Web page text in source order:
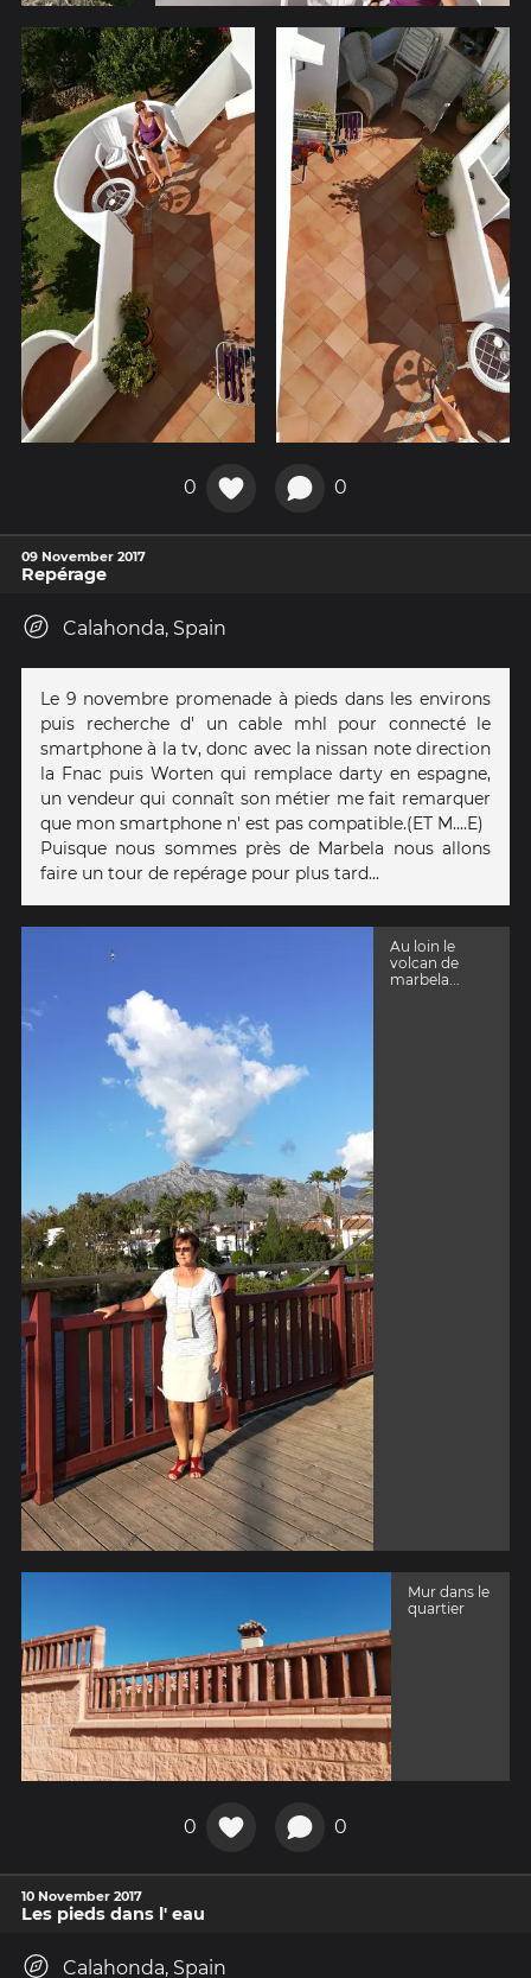
0 0
09 November 2017
Repérage
Calahonda, Spain
Le 9 novembre promenade à pieds dans les environs
puis recherche d' un cable mhl pour connecté le
smartphone à la tv, donc avec la nissan note direction
la Fnac puis Worten qui remplace darty en espagne,
un vendeur qui connaît son métier me fait remarquer
que mon smartphone n' est pas compatible.(ET M....E)
Puisque nous sommes près de Marbela nous allons
faire un tour de repérage pour plus tard...
Au loin le
volcan de
marbela...
Mur dans le
quartier
0 0
10 November 2017
Les pieds dans l' eau
Calahonda, Spain